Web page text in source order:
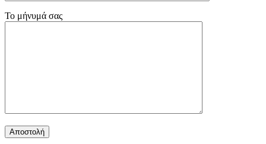
Το μήνυμά σας